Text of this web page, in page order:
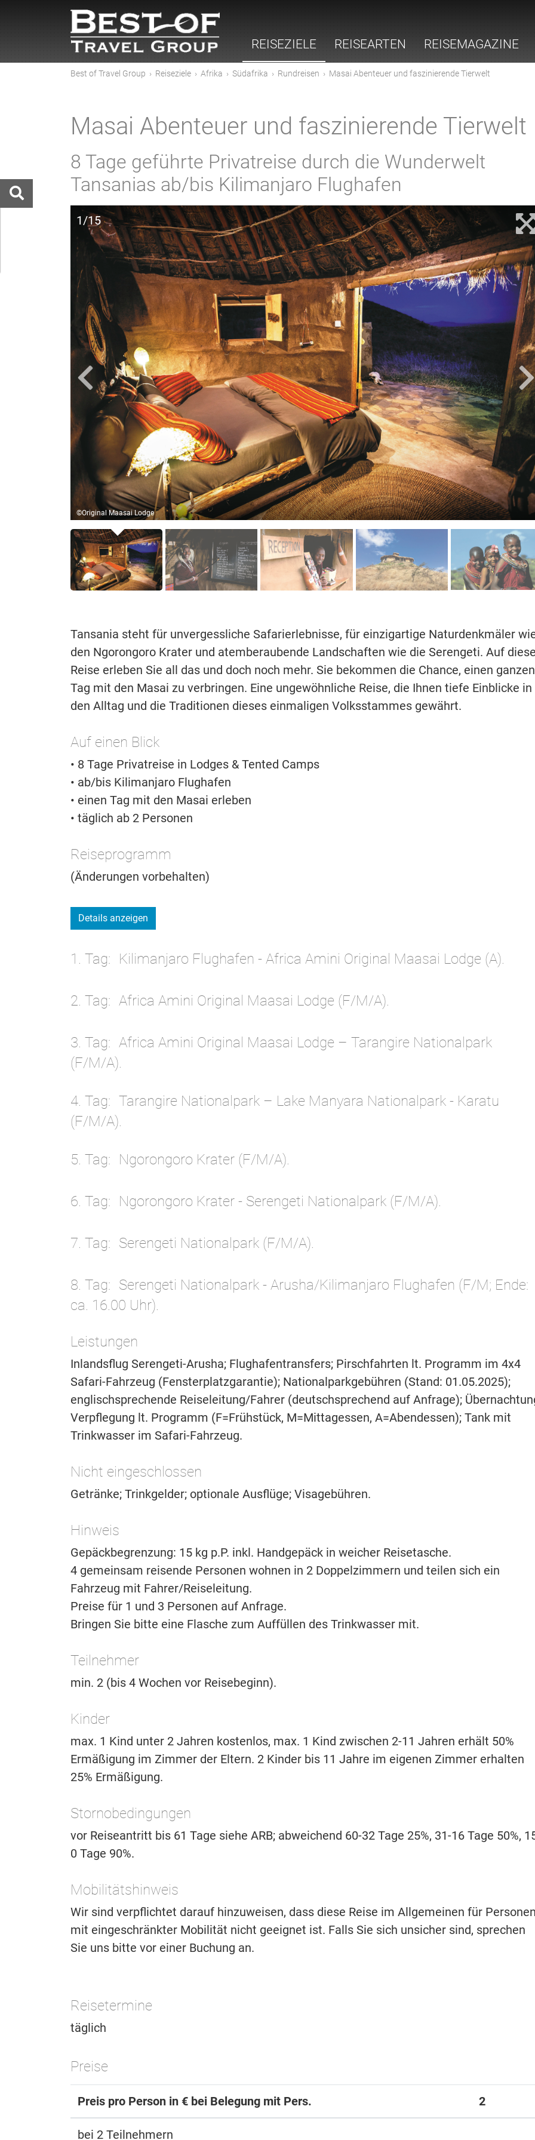
REISEZIELE REISEARTEN REISEMAGAZINE
Best of Travel Group › Reiseziele › Afrika › Südafrika › Rundreisen › Masai Abenteuer und faszinierende Tierwelt
Masai Abenteuer und faszinierende Tierwelt
8 Tage geführte Privatreise durch die Wunderwelt
Tansanias ab/bis Kilimanjaro Flughafen
1/15
©Original Maasai Lodge
Tansania steht für unvergessliche Safarierlebnisse, für einzigartige Naturdenkmäler
den Ngorongoro Krater und atemberaubende Landschaften wie die Serengeti. Auf
Reise erleben Sie all das und doch noch mehr. Sie bekommen die Chance, einen ganzen
Tag mit den Masai zu verbringen. Eine ungewöhnliche Reise, die Ihnen tiefe Einblicke in
den Alltag und die Traditionen dieses einmaligen Volksstammes gewährt.
Auf einen Blick
• 8 Tage Privatreise in Lodges & Tented Camps
• ab/bis Kilimanjaro Flughafen
• einen Tag mit den Masai erleben
• täglich ab 2 Personen
Reiseprogramm
(Änderungen vorbehalten)
Details anzeigen
1. Tag Kilimanjaro Flughafen - Africa Amini Original Maasai Lodge (A).
2. Tag Africa Amini Original Maasai Lodge (F/M/A).
3. Tag
Africa Amini Original Maasai Lodge – Tarangire Nationalpark
(F/M/A).
4. Tag
Tarangire Nationalpark – Lake Manyara Nationalpark - Karatu
(F/M/A).
5. Tag Ngorongoro Krater (F/M/A).
6. Tag Ngorongoro Krater - Serengeti Nationalpark (F/M/A).
7. Tag Serengeti Nationalpark (F/M/A).
8. Tag
Serengeti Nationalpark - Arusha/Kilimanjaro Flughafen (F/M; Ende:
ca. 16.00 Uhr).
Leistungen
Inlandsflug Serengeti-Arusha; Flughafentransfers; Pirschfahrten lt. Programm im 4x4
Safari-Fahrzeug (Fensterplatzgarantie); Nationalparkgebühren (Stand: 01.05.2025);
englischsprechende Reiseleitung/Fahrer (deutschsprechend auf Anfrage);
Verpflegung lt. Programm (F=Frühstück, M=Mittagessen, A=Abendessen); Tank mit
Trinkwasser im Safari-Fahrzeug.
Nicht eingeschlossen
Getränke; Trinkgelder; optionale Ausflüge; Visagebühren.
Hinweis
Gepäckbegrenzung: 15 kg p.P. inkl. Handgepäck in weicher Reisetasche.
4 gemeinsam reisende Personen wohnen in 2 Doppelzimmern und teilen sich ein
Fahrzeug mit Fahrer/Reiseleitung.
Preise für 1 und 3 Personen auf Anfrage.
Bringen Sie bitte eine Flasche zum Auffüllen des Trinkwasser mit.
Teilnehmer
min. 2 (bis 4 Wochen vor Reisebeginn).
Kinder
max. 1 Kind unter 2 Jahren kostenlos, max. 1 Kind zwischen 2-11 Jahren erhält 50%
Ermäßigung im Zimmer der Eltern. 2 Kinder bis 11 Jahre im eigenen Zimmer erhalten
25% Ermäßigung.
Stornobedingungen
vor Reiseantritt bis 61 Tage siehe ARB; abweichend 60-32 Tage 25%, 31-16 Tage 50%,
0 Tage 90%.
Mobilitätshinweis
Wir sind verpflichtet darauf hinzuweisen, dass diese Reise im Allgemeinen für
mit eingeschränkter Mobilität nicht geeignet ist. Falls Sie sich unsicher sind, sprechen
Sie uns bitte vor einer Buchung an.
Reisetermine
täglich
Preise
Preis pro Person in € bei Belegung mit Pers. 2
bei 2 Teilnehmern